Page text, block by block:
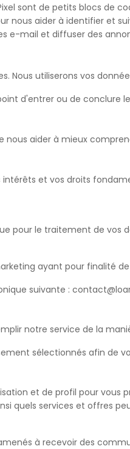
sont de petits blocs de
nous aider à identifier et
e-mail et diffuser des
Nous utiliserons vos
d'entrer ou de conclure
aider à mieux
et vos droits
pour le traitement de vos
ayant pour finalité
suivante :
notre service de la
sélectionnés afin de
et de profil pour vous
quels services et offres
à recevoir des